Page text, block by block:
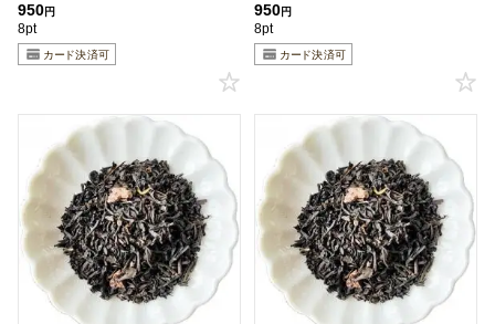
950円
8pt
950円
8pt